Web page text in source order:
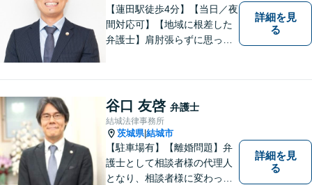
【蓮田駅徒歩4分】【当日／夜
間対応可】【地域に根差した
弁護士】肩肘張らずに思って
詳細を見
る
谷口 友啓 弁護士
結城法律事務所
茨城県|結城市
【駐車場有】【離婚問題】弁
護士として相談者様の代理人
となり、相談者様に変わって
詳細を見
る